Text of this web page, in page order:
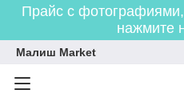
Прайс с
нажмите
Малиш Market